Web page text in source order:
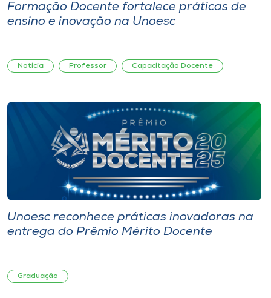
Formação Docente fortalece práticas de
ensino e inovação na Unoesc
Notícia Professor Capacitação Docente
Unoesc reconhece práticas inovadoras na
entrega do Prêmio Mérito Docente
Graduação